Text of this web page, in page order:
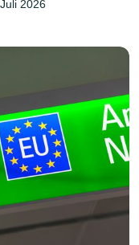
2026